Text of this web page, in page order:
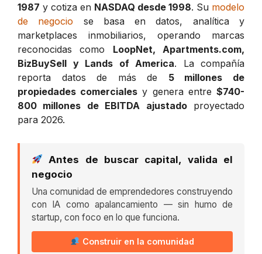
1987 y cotiza en NASDAQ desde 1998. Su modelo
de negocio se basa en datos, analítica y
marketplaces inmobiliarios, operando marcas
reconocidas como LoopNet, Apartments.com,
BizBuySell y Lands of America. La compañía
reporta datos de más de 5 millones de
propiedades comerciales y genera entre$740-
800 millones de EBITDA ajustadoproyectado
para 2026.
Antes de buscar capital, valida el
negocio
Una comunidad de emprendedores construyendo
con IA como apalancamiento — sin humo de
startup, con foco en lo que funciona.
Construir en la comunidad